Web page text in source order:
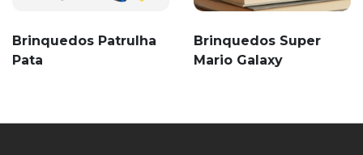
Brinquedos Patrulha
Pata
Brinquedos Super
Mario Galaxy